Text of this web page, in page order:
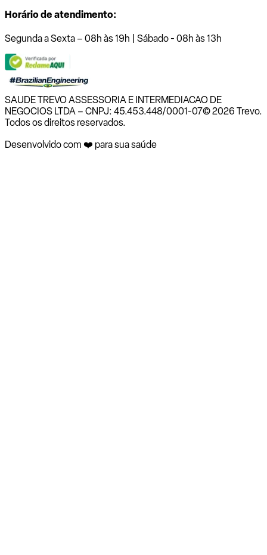
Horário de atendimento:
Segunda a Sexta – 08h às 19h | Sábado - 08h às 13h
SAUDE TREVO ASSESSORIA E INTERMEDIACAO DE
NEGOCIOS LTDA – CNPJ: 45.453.448/0001-07© 2026 Trevo.
Todos os direitos reservados.
Desenvolvido com ❤️ para sua saúde